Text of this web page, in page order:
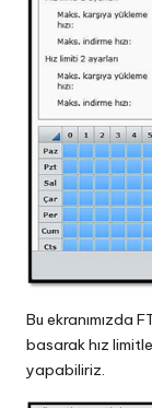
Bu ekranımızda
basarak hız
yapabiliriz.